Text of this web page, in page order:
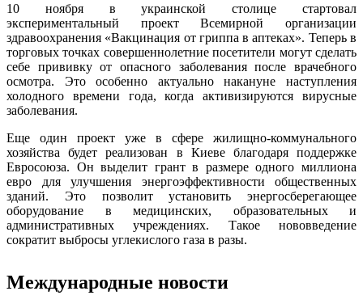
10 ноября в украинской столице стартовал
экспериментальный проект Всемирной организации
здравоохранения «Вакцинация от гриппа в аптеках». Теперь в
торговых точках совершеннолетние посетители могут сделать
себе прививку от опасного заболевания после врачебного
осмотра. Это особенно актуально накануне наступления
холодного времени года, когда активизируются вирусные
заболевания.
Еще один проект уже в сфере жилищно-коммунального
хозяйства будет реализован в Киеве благодаря поддержке
Евросоюза. Он выделит грант в размере одного миллиона
евро для улучшения энергоэффективности общественных
зданий. Это позволит установить энергосберегающее
оборудование в медицинских, образовательных и
административных учреждениях. Такое нововведение
сократит выбросы углекислого газа в разы.
Международные новости